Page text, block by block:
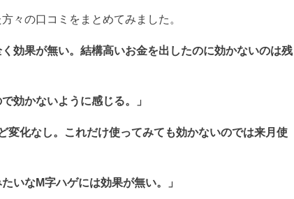
々の口コミをまとめてみました。
効果が無い。結構高いお金を出したのに効かないのは残
効かないように感じる。」
変化なし。これだけ使ってみても効かないのでは来月使
いなM字ハゲには効果が無い。」